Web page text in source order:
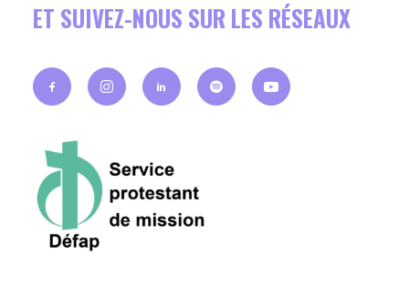
ET SUIVEZ-NOUS SUR LES RÉSEAUX